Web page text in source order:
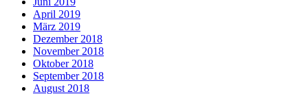
April 2019
März 2019
Dezember 2018
November 2018
Oktober 2018
September 2018
August 2018